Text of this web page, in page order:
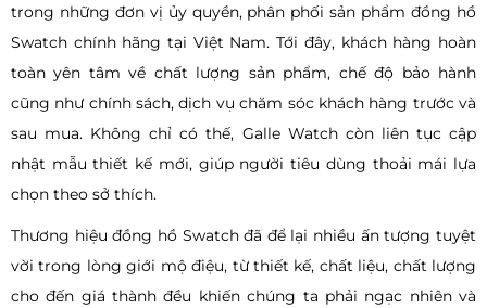
trong những đơn vị ủy quyền, phân phối sản phẩm đồng hồ
Swatch chính hãng tại Việt Nam. Tới đây, khách hàng hoàn
toàn yên tâm về chất lượng sản phẩm, chế độ bảo hành
cũng như chính sách, dịch vụ chăm sóc khách hàng trước và
sau mua. Không chỉ có thế, Galle Watch còn liên tục cập
nhật mẫu thiết kế mới, giúp người tiêu dùng thoải mái lựa
chọn theo sở thích.
Thương hiệu đồng hồ Swatch đã để lại nhiều ấn tượng tuyệt
vời trong lòng giới mộ điệu, từ thiết kế, chất liệu, chất lượng
cho đến giá thành đều khiến chúng ta phải ngạc nhiên và